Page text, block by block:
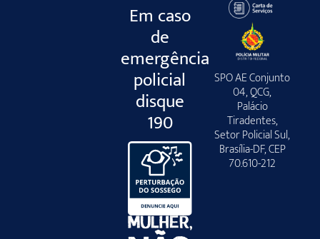
Em caso
de
emergência
policial
disque
190
SPO AE Conjunto
04, QCG,
Palácio
Tiradentes,
Setor Policial Sul,
Brasília-DF, CEP
70.610-212